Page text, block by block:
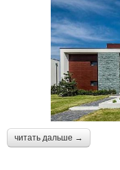
читать дальше →